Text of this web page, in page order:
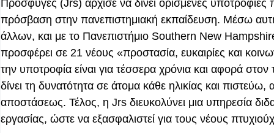
Πρόσφυγες (Jrs) άρχισε να δίνει ορισμένες
πρόσβαση στην πανεπιστημιακή εκπαίδευση. Μέσω
άλλων, και με το Πανεπιστήμιο Southern New
προσφέρει σε 21 νέους «προστασία, ευκαιρίες και
την υποτροφία είναι για τέσσερα χρόνια και αφορά
δίνει τη δυνατότητα σε άτομα κάθε ηλικίας και
αποστάσεως. Τέλος, η Jrs διευκολύνει μια υπηρεσία
εργασίας, ώστε να εξασφαλιστεί για τους νέους